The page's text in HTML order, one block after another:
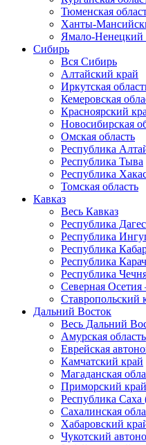
Тюменская
Ханты-
Ямало-Ненецкий
Сибирь
Вся Сибирь
Алтайский край
Иркутская
Кемеровская
Красноярский
Новосибирская
Омская область
Республика
Республика Тыва
Республика
Томская область
Кавказ
Весь Кавказ
Республика
Республика
Республика
Республика
Республика
Северная
Ставропольский
Дальний Восток
Весь Дальний
Амурская область
Еврейская
Камчатский край
Магаданская
Приморский край
Республика Саха
Сахалинская
Хабаровский
Чукотский